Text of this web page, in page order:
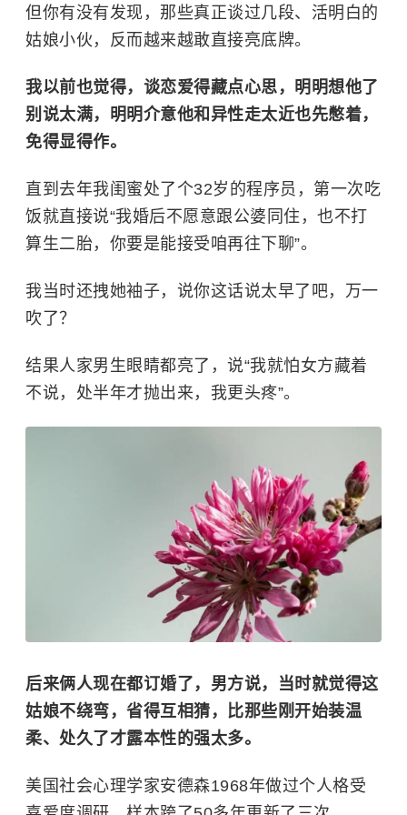
但你有没有发现，那些真正谈过几段、活明白的
姑娘小伙，反而越来越敢直接亮底牌。
我以前也觉得，谈恋爱得藏点心思，明明想他了
别说太满，明明介意他和异性走太近也先憋着，
免得显得作。
直到去年我闺蜜处了个32岁的程序员，第一次吃
饭就直接说“我婚后不愿意跟公婆同住，也不打
算生二胎，你要是能接受咱再往下聊”。
我当时还拽她袖子，说你这话说太早了吧，万一
吹了？
结果人家男生眼睛都亮了，说“我就怕女方藏着
不说，处半年才抛出来，我更头疼”。
后来俩人现在都订婚了，男方说，当时就觉得这
姑娘不绕弯，省得互相猜，比那些刚开始装温
柔、处久了才露本性的强太多。
美国社会心理学家安德森1968年做过个人格受